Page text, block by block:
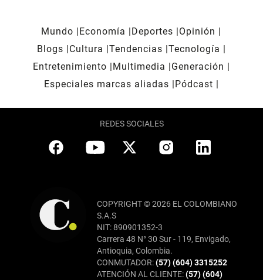
Mundo Economía Deportes
Opinión
Blogs
Cultura Tendencias Tecnología
Entretenimiento
Multimedia
Generación
Especiales marcas aliadas
Pódcast
REDES SOCIALES
COPYRIGHT © 2026 EL COLOMBIANO
S.A.S
NIT: 890901352-3
Carrera 48 N° 30 Sur - 119, Envigado,
Antioquia, Colombia.
CONMUTADOR:(57) (604) 3315252
ATENCIÓN AL CLIENTE:(57) (604)